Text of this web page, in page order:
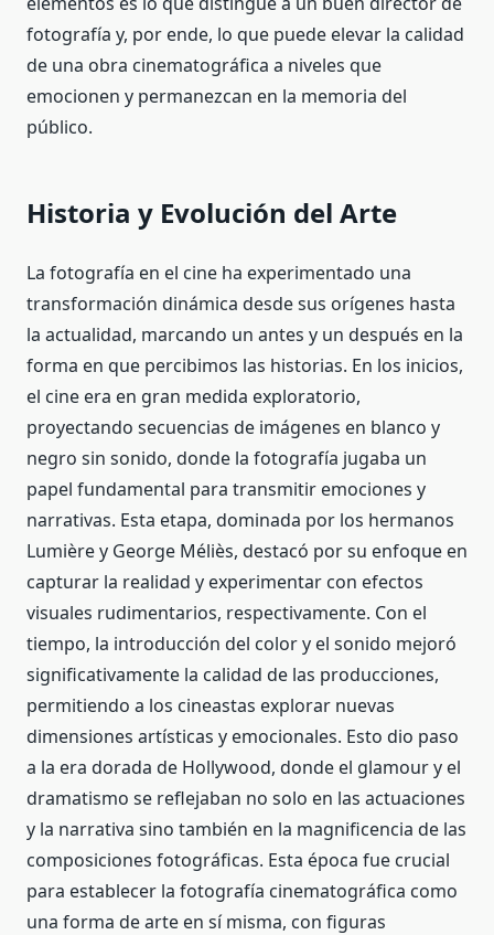
fotografía y, por ende, lo que puede elevar la calidad
de una obra cinematográfica a niveles que
emocionen y permanezcan en la memoria del
público.
Historia y Evolución del Arte
La fotografía en el cine ha experimentado una
transformación dinámica desde sus orígenes hasta
la actualidad, marcando un antes y un después en la
forma en que percibimos las historias. En los inicios,
el cine era en gran medida exploratorio,
proyectando secuencias de imágenes en blanco y
negro sin sonido, donde la fotografía jugaba un
papel fundamental para transmitir emociones y
narrativas. Esta etapa, dominada por los hermanos
Lumière y George Méliès, destacó por su enfoque en
capturar la realidad y experimentar con efectos
visuales rudimentarios, respectivamente. Con el
tiempo, la introducción del color y el sonido mejoró
significativamente la calidad de las producciones,
permitiendo a los cineastas explorar nuevas
dimensiones artísticas y emocionales. Esto dio paso
a la era dorada de Hollywood, donde el glamour y el
dramatismo se reflejaban no solo en las actuaciones
y la narrativa sino también en la magnificencia de las
composiciones fotográficas. Esta época fue crucial
para establecer la fotografía cinematográfica como
una forma de arte en sí misma, con figuras